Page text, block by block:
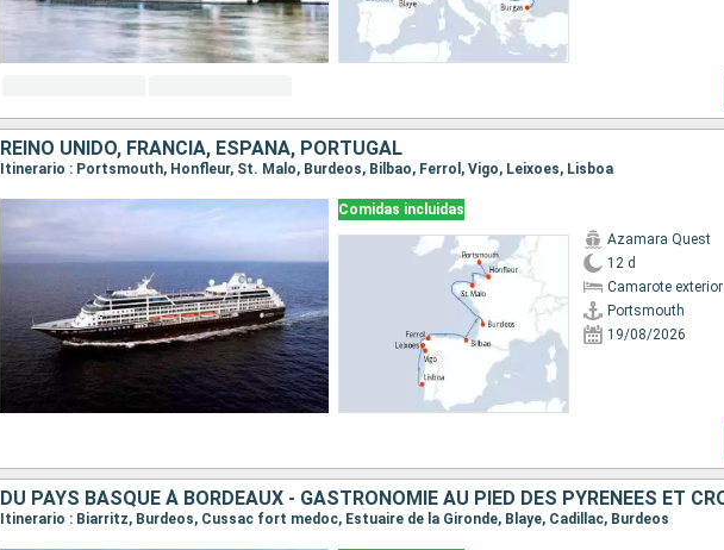
REINO UNIDO, FRANCIA, ESPAÑA, PORTUGAL
Itinerario : Portsmouth, Honfleur, St. Malo, Burdeos, Bilbao, Ferrol, Vigo, Leixoes, Lisboa
Comidas incluidas
Azamara Quest
12 d
Camarote exterior
Portsmouth
19/08/2026
Itinerario : Biarritz, Burdeos, Cussac fort medoc, Estuaire de la Gironde, Blaye, Cadillac, Burdeos